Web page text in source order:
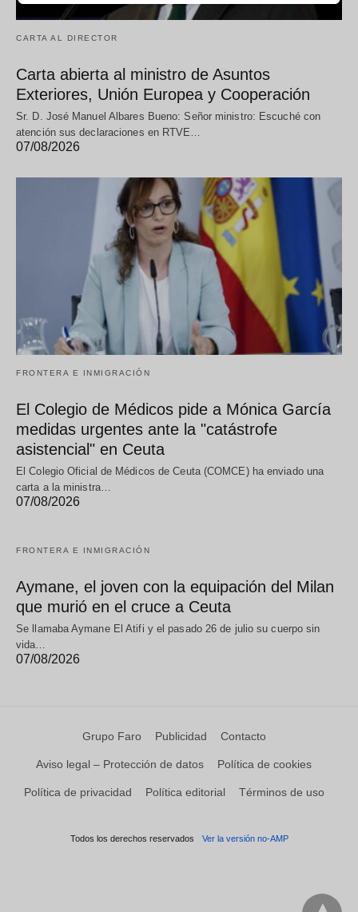
CARTA AL DIRECTOR
Carta abierta al ministro de Asuntos
Exteriores, Unión Europea y Cooperación
Sr. D. José Manuel Albares Bueno: Señor ministro: Escuché con
atención sus declaraciones en RTVE…
07/08/2026
FRONTERA E INMIGRACIÓN
El Colegio de Médicos pide a Mónica García
medidas urgentes ante la "catástrofe
asistencial" en Ceuta
El Colegio Oficial de Médicos de Ceuta (COMCE) ha enviado una
carta a la ministra…
07/08/2026
FRONTERA E INMIGRACIÓN
Aymane, el joven con la equipación del Milan
que murió en el cruce a Ceuta
Se llamaba Aymane El Atifi y el pasado 26 de julio su cuerpo sin
vida…
07/08/2026
Grupo Faro Publicidad Contacto
Aviso legal – Protección de datos Política de cookies
Política de privacidad Política editorial Términos de uso
Todos los derechos reservados Ver la versión no-AMP